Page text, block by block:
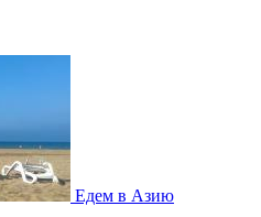
Едем в Азию